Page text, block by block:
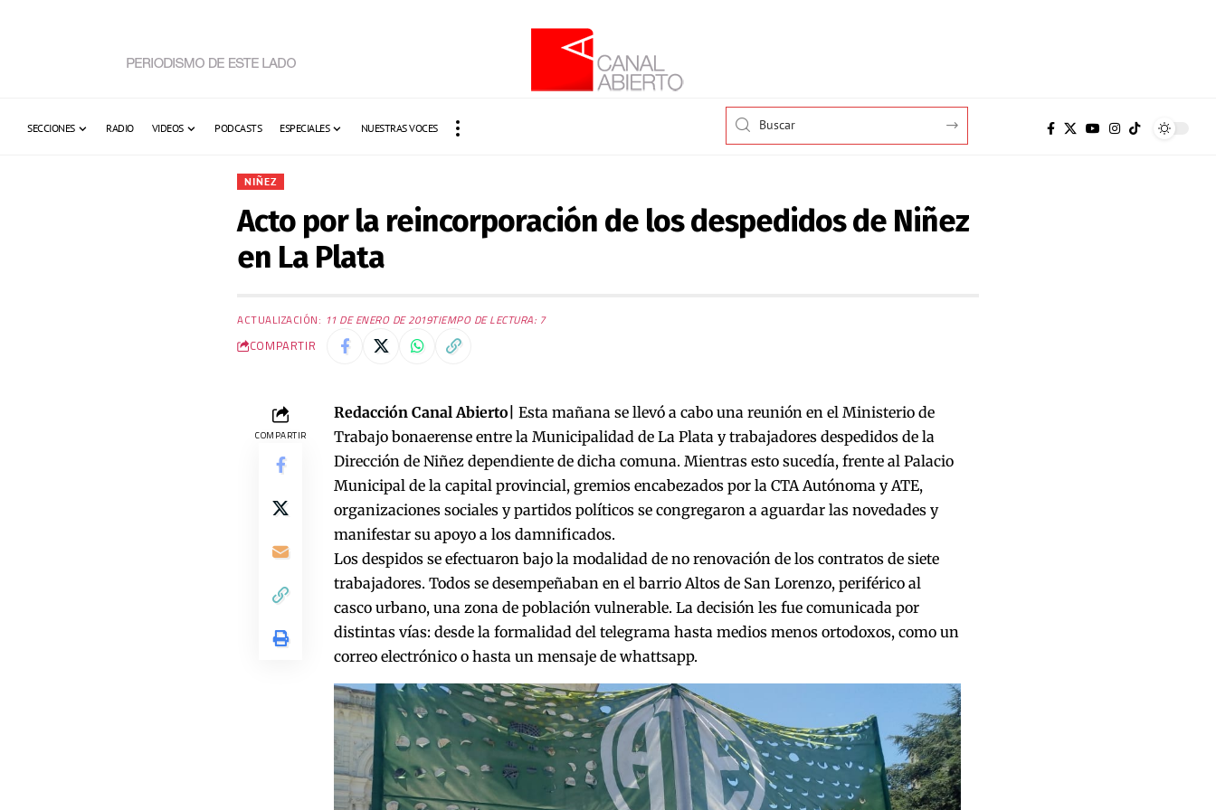
SECCIONES RADIO VIDEOS PODCASTS ESPECIALES NUESTRAS VOCES
NIÑEZ
Acto por la reincorporación de los despedidos de Niñez
en La Plata
ACTUALIZACIÓN: 11 DE ENERO DE 2019TIEMPO DE LECTURA: 7
COMPARTIR
COMPARTIR
Redacción Canal Abierto| Esta mañana se llevó a cabo una reunión en el Ministerio de
Trabajo bonaerense entre la Municipalidad de La Plata y trabajadores despedidos de la
Dirección de Niñez dependiente de dicha comuna. Mientras esto sucedía, frente al Palacio
Municipal de la capital provincial, gremios encabezados por la CTA Autónoma y ATE,
organizaciones sociales y partidos políticos se congregaron a aguardar las novedades y
manifestar su apoyo a los damnificados.
Los despidos se efectuaron bajo la modalidad de no renovación de los contratos de siete
trabajadores. Todos se desempeñaban en el barrio Altos de San Lorenzo, periférico al
casco urbano, una zona de población vulnerable. La decisión les fue comunicada por
distintas vías: desde la formalidad del telegrama hasta medios menos ortodoxos, como un
correo electrónico o hasta un mensaje de whattsapp.